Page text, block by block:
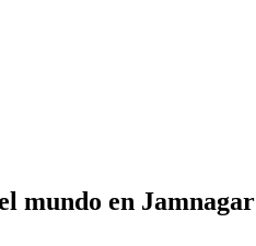
mundo en Jamnagar